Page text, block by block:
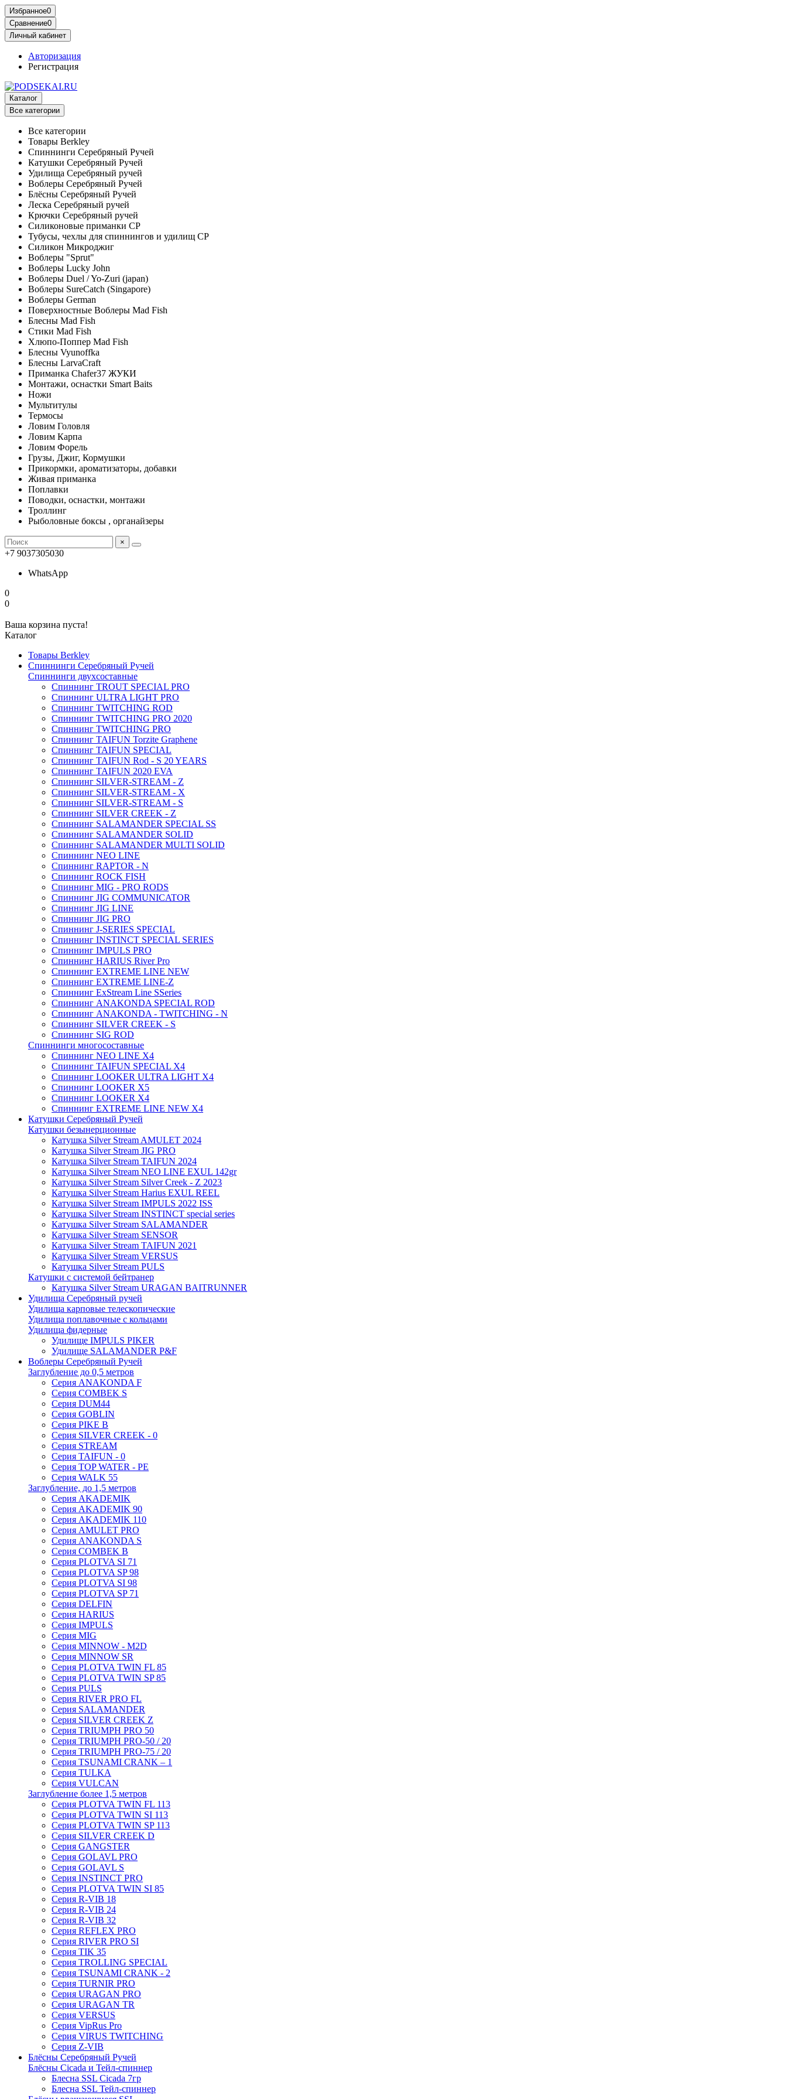
Избранное0
Сравнение0
Личный кабинет
Авторизация
Регистрация
Каталог
Все категории
Все категории
Товары Berkley
Спиннинги Серебряный Ручей
Катушки Серебряный Ручей
Удилища Серебряный ручей
Воблеры Серебряный Ручей
Блёсны Серебряный Ручей
Леска Серебряный ручей
Крючки Серебряный ручей
Силиконовые приманки СР
Тубусы, чехлы для спиннингов и удилищ СР
Силикон Микроджиг
Воблеры "Sprut"
Воблеры Lucky John
Воблеры Duel / Yo-Zuri (japan)
Воблеры SureCatch (Singapore)
Воблеры German
Поверхностные Воблеры Mad Fish
Блесны Mad Fish
Стики Mad Fish
Хлюпо-Поппер Mad Fish
Блесны Vyunoffka
Блесны LarvaCraft
Приманка Chafer37 ЖУКИ
Монтажи, оснастки Smart Baits
Ножи
Мультитулы
Термосы
Ловим Головля
Ловим Карпа
Ловим Форель
Грузы, Джиг, Кормушки
Прикормки, ароматизаторы, добавки
Живая приманка
Поплавки
Поводки, оснастки, монтажи
Троллинг
Рыболовные боксы , органайзеры
×
+7 9037305030
WhatsApp
0
0
Ваша корзина пуста!
Каталог
Товары Berkley
Спиннинги Серебряный Ручей
Спиннинги двухсоставные
Спиннинг TROUT SPECIAL PRO
Спиннинг ULTRA LIGHT PRO
Спиннинг TWITCHING ROD
Спиннинг TWITCHING PRO 2020
Спиннинг TWITCHING PRO
Спиннинг TAIFUN Torzite Graphene
Спиннинг TAIFUN SPECIAL
Спиннинг TAIFUN Rod - S 20 YEARS
Спиннинг TAIFUN 2020 EVA
Спиннинг SILVER-STREAM - Z
Спиннинг SILVER-STREAM - X
Спиннинг SILVER-STREAM - S
Спиннинг SILVER CREEK - Z
Спиннинг SALAMANDER SPECIAL SS
Спиннинг SALAMANDER SOLID
Спиннинг SALAMANDER MULTI SOLID
Спиннинг NEO LINE
Спиннинг RAPTOR - N
Спиннинг ROCK FISH
Спиннинг MIG - PRO RODS
Спиннинг JIG COMMUNICATOR
Спиннинг JIG LINE
Спиннинг JIG PRO
Спиннинг J-SERIES SPECIAL
Спиннинг INSTINCT SPECIAL SERIES
Спиннинг IMPULS PRO
Спиннинг HARIUS River Pro
Спиннинг EXTREME LINE NEW
Спиннинг EXTREME LINE-Z
Спиннинг ExStream Line SSeries
Спиннинг ANAKONDA SPECIAL ROD
Спиннинг ANAKONDA - TWITCHING - N
Спиннинг SILVER CREEK - S
Спиннинг SIG ROD
Спиннинги многосоставные
Спиннинг NEO LINE X4
Спиннинг TAIFUN SPECIAL X4
Спиннинг LOOKER ULTRA LIGHT X4
Спиннинг LOOKER X5
Спиннинг LOOKER X4
Спиннинг EXTREME LINE NEW X4
Катушки Серебряный Ручей
Катушки безынерционные
Катушка Silver Stream AMULET 2024
Катушка Silver Stream JIG PRO
Катушка Silver Stream TAIFUN 2024
Катушка Silver Stream NEO LINE EXUL 142gr
Катушка Silver Stream Silver Creek - Z 2023
Катушка Silver Stream Harius EXUL REEL
Катушка Silver Stream IMPULS 2022 ISS
Катушка Silver Stream INSTINCT special series
Катушка Silver Stream SALAMANDER
Катушка Silver Stream SENSOR
Катушка Silver Stream TAIFUN 2021
Катушка Silver Stream VERSUS
Катушка Silver Stream PULS
Катушки с системой бейтранер
Катушка Silver Stream URAGAN BAITRUNNER
Удилища Серебряный ручей
Удилища карповые телескопические
Удилища поплавочные с кольцами
Удилища фидерные
Удилище IMPULS PIKER
Удилище SALAMANDER P&F
Воблеры Серебряный Ручей
Заглубление до 0,5 метров
Серия ANAKONDA F
Серия COMBEK S
Серия DUM44
Серия GOBLIN
Серия PIKE B
Серия SILVER CREEK - 0
Серия STREAM
Серия TAIFUN - 0
Серия TOP WATER - PE
Серия WALK 55
Заглубление, до 1,5 метров
Серия AKADEMIK
Серия AKADEMIK 90
Серия AKADEMIK 110
Серия AMULET PRO
Серия ANAKONDA S
Серия COMBEK B
Серия PLOTVA SI 71
Серия PLOTVA SP 98
Серия PLOTVA SI 98
Серия PLOTVA SP 71
Серия DELFIN
Серия HARIUS
Серия IMPULS
Серия MIG
Серия MINNOW - M2D
Серия MINNOW SR
Серия PLOTVA TWIN FL 85
Серия PLOTVA TWIN SP 85
Серия PULS
Серия RIVER PRO FL
Серия SALAMANDER
Серия SILVER CREEK Z
Серия TRIUMPH PRO 50
Серия TRIUMPH PRO-50 / 20
Серия TRIUMPH PRO-75 / 20
Серия TSUNAMI CRANK – 1
Серия TULKA
Серия VULCAN
Заглубление более 1,5 метров
Серия PLOTVA TWIN FL 113
Серия PLOTVA TWIN SI 113
Серия PLOTVA TWIN SP 113
Серия SILVER CREEK D
Серия GANGSTER
Серия GOLAVL PRO
Серия GOLAVL S
Серия INSTINCT PRO
Серия PLOTVA TWIN SI 85
Серия R-VIB 18
Серия R-VIB 24
Серия R-VIB 32
Серия REFLEX PRO
Серия RIVER PRO SI
Серия TIK 35
Серия TROLLING SPECIAL
Серия TSUNAMI CRANK - 2
Серия TURNIR PRO
Серия URAGAN PRO
Серия URAGAN TR
Серия VERSUS
Серия VipRus Pro
Серия VIRUS TWITCHING
Серия Z-VIB
Блёсны Серебряный Ручей
Блёсны Cicada и Тейл-спиннер
Блесна SSL Cicada 7гр
Блесна SSL Тейл-спиннер